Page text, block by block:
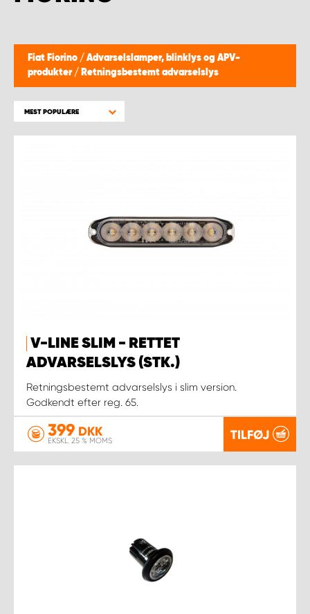
Fiat Fiorino / Advarselslamper, blinklys og APV-
produkter / Retningsbestemt advarselslys
MEST POPULÆRE
V-LINE SLIM - RETTET
ADVARSELSLYS (STK.)
Retningsbestemt advarselslys i slim version.
Godkendt efter reg. 65.
399 DKK
EKSKL. 25 % MOMS TILFØJ